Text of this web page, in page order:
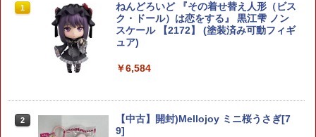
1
HG 1/144 軽キャノン プラモデル 機動戦
士Gundam GQuuuuuuX バンダイスピ
リッツ （ZP172171）
ドIII BANDAI SPIRITS バンダイ スピリ
ッツ プラモデル ガンダム ガンプラ 機動
1
ねんどろいど 『その着せ替え人形（ビス
ク・ドール）は恋をする』 黒江雫 ノン
スケール 【2172】 (塗装済み可動フィギ
ュア)
￥6,584
2
【中古】開封)Mellojoy ミニ桜うさぎ[7
9]